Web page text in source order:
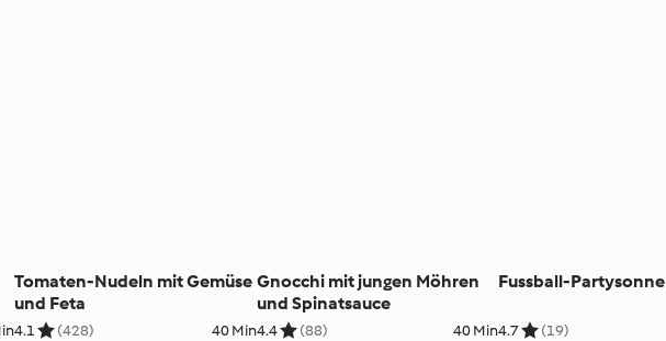
Tomaten-Nudeln mit Gemüse
und Feta
4.1 (428) 40 Min
Gnocchi mit jungen Möhren
und Spinatsauce
4.4 (88) 40 Min
Fussball-Partysonne
4.7 (19)